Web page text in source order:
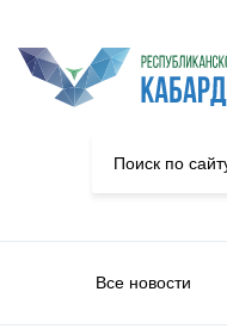
Все новости